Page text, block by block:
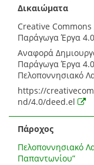
Δικαιώματα
Creative
Παράγωγα Έργα
Αναφορά
Παράγωγα Έργα 4.0
Πελοποννησιακό
https://
nd/4.0/deed.el
Πάροχος
Πελοποννησιακό
Παπαντωνίου”